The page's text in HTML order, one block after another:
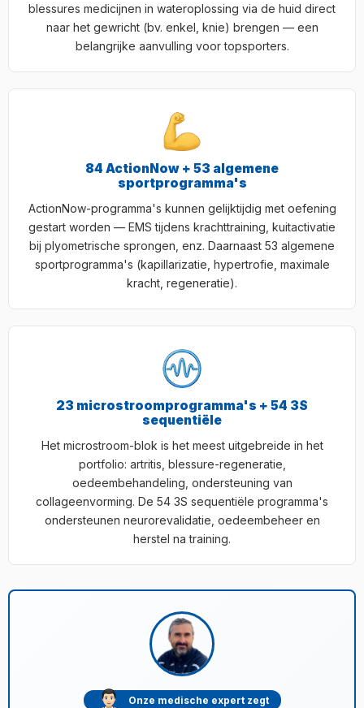
blessures medicijnen in wateroplossing via de huid direct
naar het gewricht (bv. enkel, knie) brengen — een
belangrijke aanvulling voor topsporters.
84 ActionNow + 53 algemene
sportprogramma's
ActionNow-programma's kunnen gelijktijdig met oefening
gestart worden — EMS tijdens krachttraining, kuitactivatie
bij plyometrische sprongen, enz. Daarnaast 53 algemene
sportprogramma's (kapillarizatie, hypertrofie, maximale
kracht, regeneratie).
23 microstroomprogramma's + 54 3S
sequentiële
Het microstroom-blok is het meest uitgebreide in het
portfolio: artritis, blessure-regeneratie,
oedeembehandeling, ondersteuning van
collageenvorming. De 54 3S sequentiële programma's
ondersteunen neurorevalidatie, oedeembeheer en
herstel na training.
Onze medische expert zegt